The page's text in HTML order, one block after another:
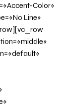
Color»
Line»